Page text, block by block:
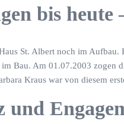
bis heute
St. Albert noch im Aufbau.
Bau. Am 01.07.2003 zogen
Kraus war von diesem
und